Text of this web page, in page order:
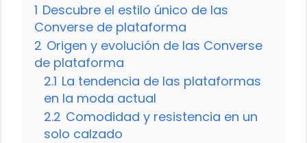
1 Descubre el estilo único de las
Converse de plataforma
2 Origen y evolución de las Converse
de plataforma
2.1 La tendencia de las plataformas
en la moda actual
2.2 Comodidad y resistencia en un
solo calzado